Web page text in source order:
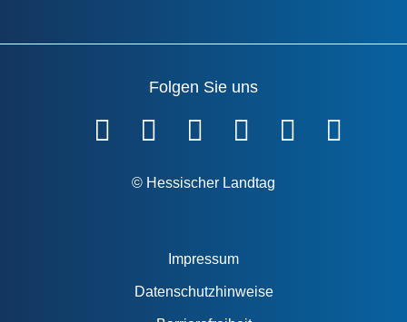
Folgen Sie uns
© Hessischer Landtag
Impressum
Datenschutzhinweise